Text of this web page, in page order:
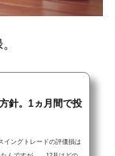
針。1ヵ月間で投
イングトレードの評価損は